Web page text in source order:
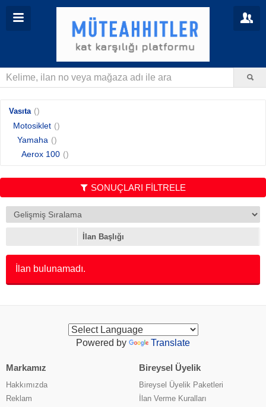
Vasıta ()
Motosiklet ()
Yamaha ()
Aerox 100 ()
SONUÇLARI FİLTRELE
İlan Başlığı
İlan bulunamadı.
Powered by Translate
Markamız
Hakkımızda
Reklam
Bireysel Üyelik
Bireysel Üyelik Paketleri
İlan Verme Kuralları